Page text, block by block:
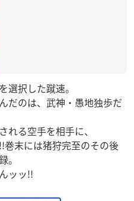
選択した蹴速。
だのは、武神・愚地独歩だ
れる空手を相手に、
末には猪狩完至のその後
。
ッッ!!